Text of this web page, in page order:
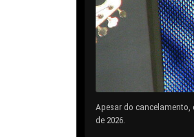
Apesar do cancelamento,
de 2026.